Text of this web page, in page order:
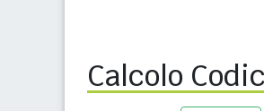
Calcolo